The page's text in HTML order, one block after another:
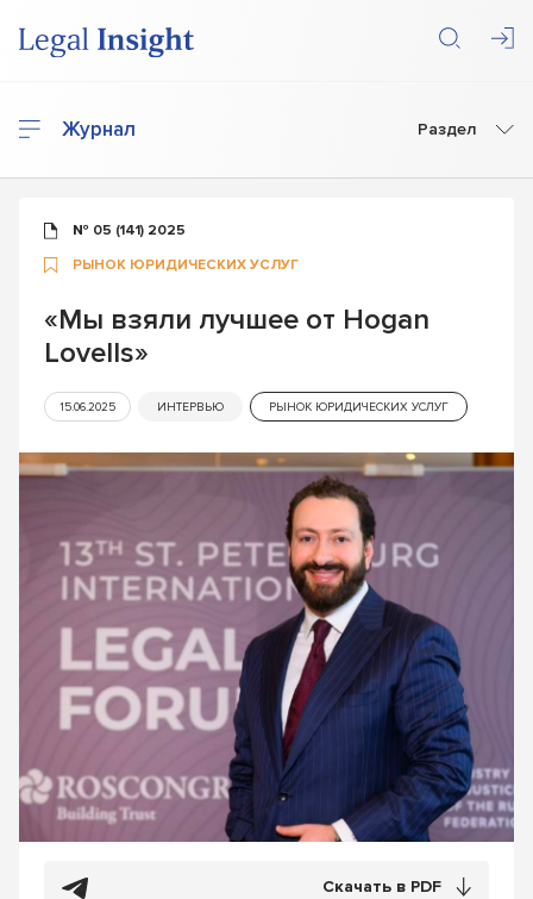
Журнал Раздел
№ 05 (141) 2025
РЫНОК ЮРИДИЧЕСКИХ УСЛУГ
«Мы взяли лучшее от Hogan
Lovells»
15.06.2025 ИНТЕРВЬЮ РЫНОК ЮРИДИЧЕСКИХ УСЛУГ
Скачать в PDF